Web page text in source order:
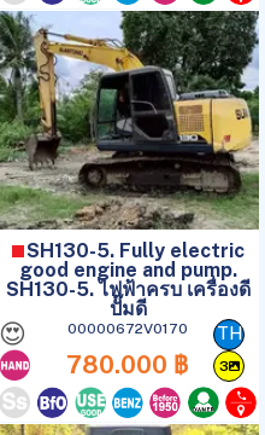
SH130-5. Fully electric
good engine and pump.
SH130-5. ไฟฟ้าครบ เครื่องดี
ปั๊มดี
😍 00000672V0170
780.000 ฿
TH
3